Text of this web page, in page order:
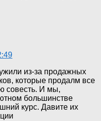
из-за продажных
которые продалм все
совесть. И мы,
большинстве
курс. Давите их